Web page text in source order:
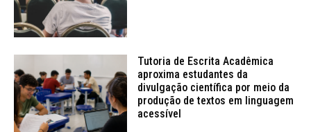
Tutoria de Escrita Acadêmica
aproxima estudantes da
divulgação científica por meio da
produção de textos em linguagem
acessível